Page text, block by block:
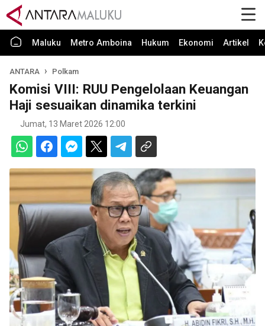
Maluku Metro Amboina Hukum Ekonomi Artikel
ANTARA Polkam
Komisi VIII: RUU Pengelolaan Keuangan
Haji sesuaikan dinamika terkini
Jumat, 13 Maret 2026 12:00